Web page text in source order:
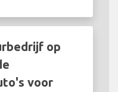
op
voor